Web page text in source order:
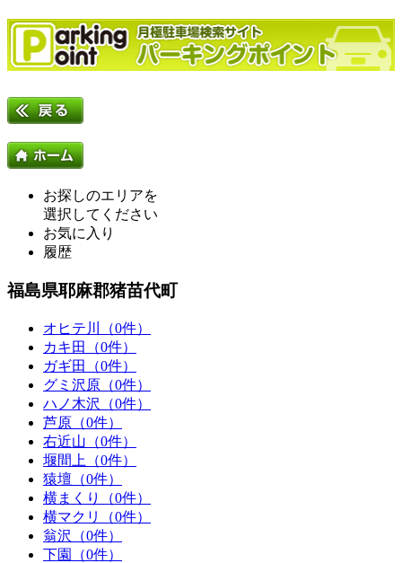
お探しのエリアを
選択してください
お気に入り
履歴
福島県耶麻郡猪苗代町
オヒテ川（0件）
カキ田（0件）
ガギ田（0件）
グミ沢原（0件）
ハノ木沢（0件）
芦原（0件）
右近山（0件）
堰間上（0件）
猿壇（0件）
横まくり（0件）
横マクリ（0件）
翁沢（0件）
下園（0件）